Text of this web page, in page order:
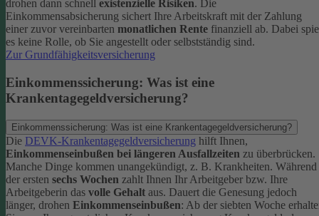
drohen dann schnell existenzielle Risiken. Die
Einkommensabsicherung sichert Ihre Arbeitskraft mit der Zahlung
einer zuvor vereinbarten monatlichen Rente finanziell ab. Dabei
es keine Rolle, ob Sie angestellt oder selbstständig sind.
Zur Grundfähigkeitsversicherung
Einkommenssicherung: Was ist eine
Krankentagegeldversicherung?
Einkommenssicherung: Was ist eine Krankentagegeldversicherung?
Die DEVK-Krankentagegeldversicherung hilft Ihnen,
Einkommenseinbußen bei längeren Ausfallzeiten zu überbrücken.
Manche Dinge kommen unangekündigt, z. B. Krankheiten. Während
der ersten sechs Wochen zahlt Ihnen Ihr Arbeitgeber bzw. Ihre
Arbeitgeberin das volle Gehalt aus. Dauert die Genesung jedoch
länger, drohen Einkommenseinbußen: Ab der siebten Woche